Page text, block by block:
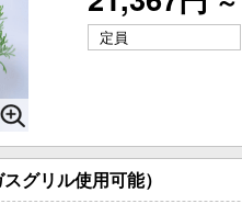
定員
グリル使用可能）